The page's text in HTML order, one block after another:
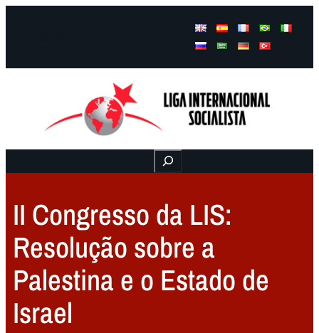
Buscar
II Congresso da LIS:
Resolução sobre a
Palestina e o Estado de
Israel